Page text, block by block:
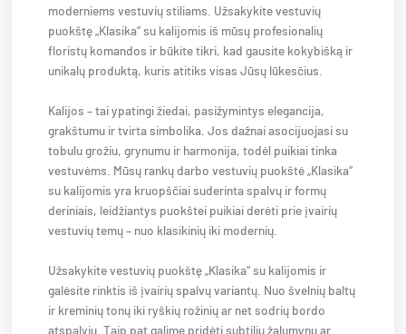
moderniems vestuvių stiliams. Užsakykite vestuvių
puokštę „Klasika“ su kalijomis iš mūsų profesionalių
floristų komandos ir būkite tikri, kad gausite kokybišką ir
unikalų produktą, kuris atitiks visas Jūsų lūkesčius.
Kalijos – tai ypatingi žiedai, pasižymintys elegancija,
grakštumu ir tvirta simbolika. Jos dažnai asocijuojasi su
tobulu grožiu, grynumu ir harmonija, todėl puikiai tinka
vestuvėms. Mūsų rankų darbo vestuvių puokštė „Klasika“
su kalijomis yra kruopščiai suderinta spalvų ir formų
deriniais, leidžiantys puokštei puikiai derėti prie įvairių
vestuvių temų – nuo klasikinių iki modernių.
Užsakykite vestuvių puokštę „Klasika“ su kalijomis ir
galėsite rinktis iš įvairių spalvų variantų. Nuo švelnių baltų
ir kreminių tonų iki ryškių rožinių ar net sodrių bordo
atspalvių. Taip pat galime pridėti subtilių žalumynų ar